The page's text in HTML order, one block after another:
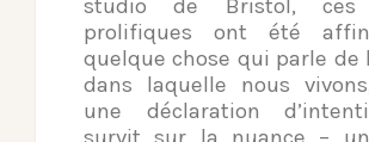
studio de Bristol, ces
prolifiques ont été
quelque chose qui parle de
dans laquelle nous
une déclaration